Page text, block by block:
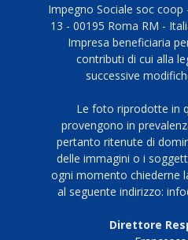
Impegno Sociale soc coop
13 - 00195 Roma RM -
Impresa beneficiaria
contributi di cui alla
successive
Le foto riprodotte in
provengono in
pertanto ritenute di
delle immagini o i
ogni momento chiederne
al seguente indirizzo:
Direttore